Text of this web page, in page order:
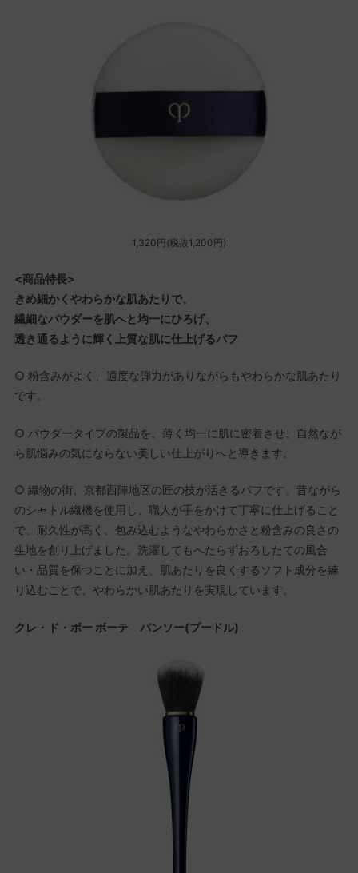
1,320円(税抜1,200円)
<商品特長>
きめ細かくやわらかな肌あたりで、
繊細なパウダーを肌へと均一にひろげ、
透き通るように輝く上質な肌に仕上げるパフ
○ 粉含みがよく、適度な弾力がありながらもやわらかな肌あたり
です。
○ パウダータイプの製品を、薄く均一に肌に密着させ、自然なが
ら肌悩みの気にならない美しい仕上がりへと導きます。
○ 織物の街、京都西陣地区の匠の技が活きるパフです。昔ながら
のシャトル織機を使用し、職人が手をかけて丁寧に仕上げること
で、耐久性が高く、包み込むようなやわらかさと粉含みの良さの
生地を創り上げました。洗濯してもへたらずおろしたての風合
い・品質を保つことに加え、肌あたりを良くするソフト成分を練
り込むことで、やわらかい肌あたりを実現しています。
クレ・ド・ポー ボーテ パンソー(プードル)